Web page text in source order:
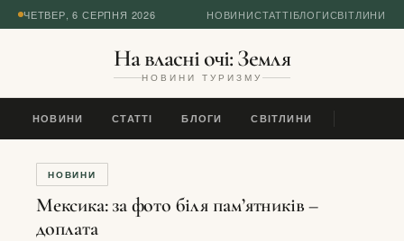
ЧЕТВЕР, 6 СЕРПНЯ 2026 НОВИНИСТАТТІБЛОГИСВІТЛИНИ
На власні очі: Земля
НОВИНИ ТУРИЗМУ
НОВИНИ СТАТТІ БЛОГИ СВІТЛИНИ
НОВИНИ
Мексика: за фото біля пам’ятників –
доплата